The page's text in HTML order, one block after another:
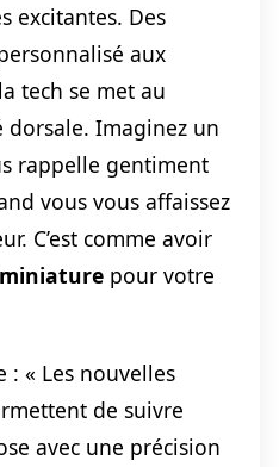
excitantes. Des
aux
tech se met au
dorsale. Imaginez un
rappelle gentiment
vous vous affaissez
C’est comme avoir
pour votre
: « Les nouvelles
de suivre
avec une précision